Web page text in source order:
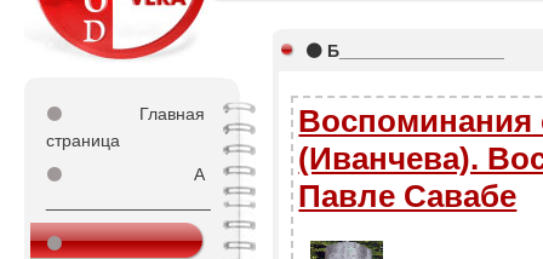
⚫ Б_________________
⚫
Главная
страница
⚫
А
⚫
Воспоминания
(Иванчева).
Павле Савабе